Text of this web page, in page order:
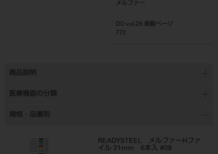
メルファー
DO vol.26 掲載ページ
772
商品説明
医療機器の分類
規格・品番別
READYSTEEL メルファーHファ
イル 21mm 6本入 #08